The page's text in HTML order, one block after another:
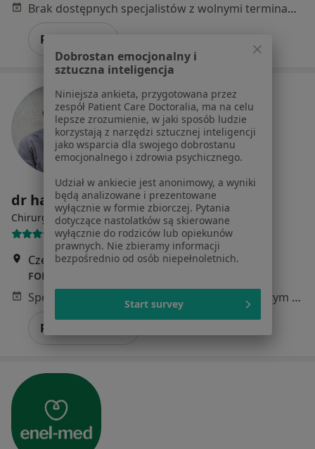
Brak dostępnych specjalistów z wolnymi terminami w tym centrum medycznym.
Pokaż profil
dr hab. n. med. Rafał Pankowski
Chirurg, Ortopeda, Ortopeda dziecięcy·Więcej
673 opinie
Czesława Niemena 1c/13, Gdynia•Mapa
FOREST MED
Specjalista nie oferuje umawiania online pod tym adresem.
Poproś o wizytę
Dobrostan emocjonalny i
sztuczna inteligencja
Niniejsza ankieta, przygotowana przez
zespół Patient Care Doctoralia, ma na celu
lepsze zrozumienie, w jaki sposób ludzie
korzystają z narzędzi sztucznej inteligencji
jako wsparcia dla swojego dobrostanu
emocjonalnego i zdrowia psychicznego.
Udział w ankiecie jest anonimowy, a wyniki
będą analizowane i prezentowane
wyłącznie w formie zbiorczej. Pytania
dotyczące nastolatków są skierowane
wyłącznie do rodziców lub opiekunów
prawnych. Nie zbieramy informacji
bezpośrednio od osób niepełnoletnich.
Start survey